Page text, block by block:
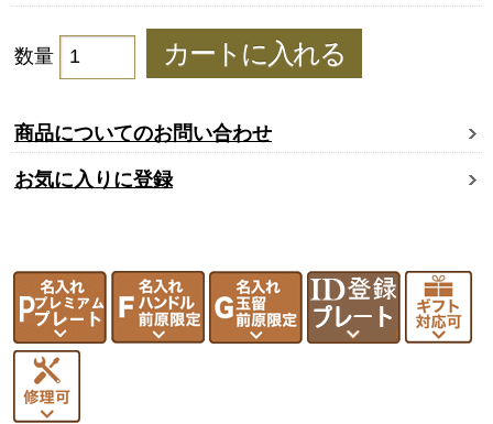
数量
商品についてのお問い合わせ
お気に入りに登録